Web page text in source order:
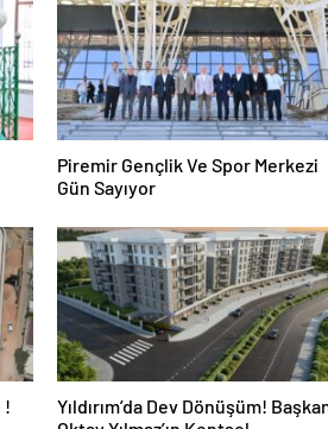
Piremir Gençlik Ve Spor Merkezi
Gün Sayıyor
!
Yıldırım’da Dev Dönüşüm!